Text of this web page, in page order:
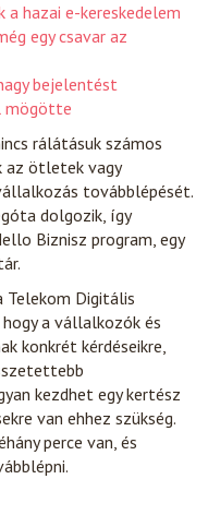
hazai e-kereskedelem
egy csavar az
bejelentést
mögötte
rálátásuk számos
az ötletek vagy
továbblépését.
dolgozik, így
Biznisz program, egy
Telekom Digitális
a vállalkozók és
konkrét kérdéseikre,
kezdhet egy kertész
van ehhez szükség.
perce van, és